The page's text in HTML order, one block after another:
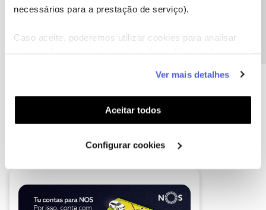
necessários para a prestação de serviço).
Caso aceite, poderemos utilizar cookies para analisar
funcionalidades (cookies de personalização e
funcionalidade) e adaptar anúncios aos seus interesses
(cookies de publicidade personalizada). Pode gerir a
utilização dos cookies clicando em "Configurar
Ver mais detalhes
Aceitar todos
Configurar cookies
A poupança que COMBINA